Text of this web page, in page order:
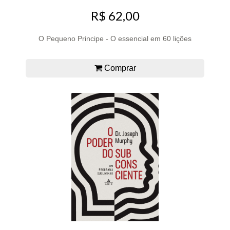
R$ 62,00
O Pequeno Principe - O essencial em 60 lições
Comprar